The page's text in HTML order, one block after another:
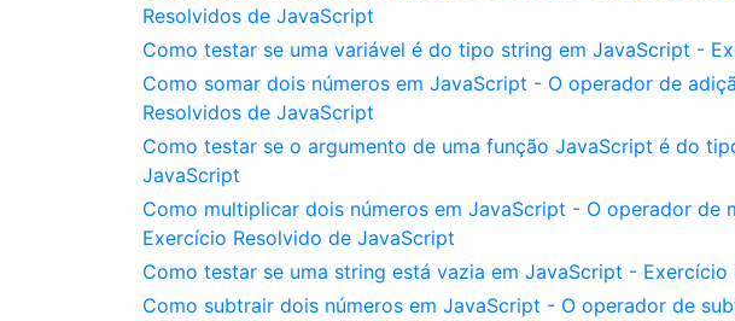
Resolvidos de JavaScript
Como testar se uma variável é do tipo string em JavaScript -
Como somar dois números em JavaScript - O operador de
Resolvidos de JavaScript
Como testar se o argumento de uma função JavaScript é do
JavaScript
Como multiplicar dois números em JavaScript - O operador de
Exercício Resolvido de JavaScript
Como testar se uma string está vazia em JavaScript -
Como subtrair dois números em JavaScript - O operador de